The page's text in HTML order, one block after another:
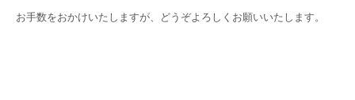
お手数をおかけいたしますが、どうぞよろしくお願いいたします。